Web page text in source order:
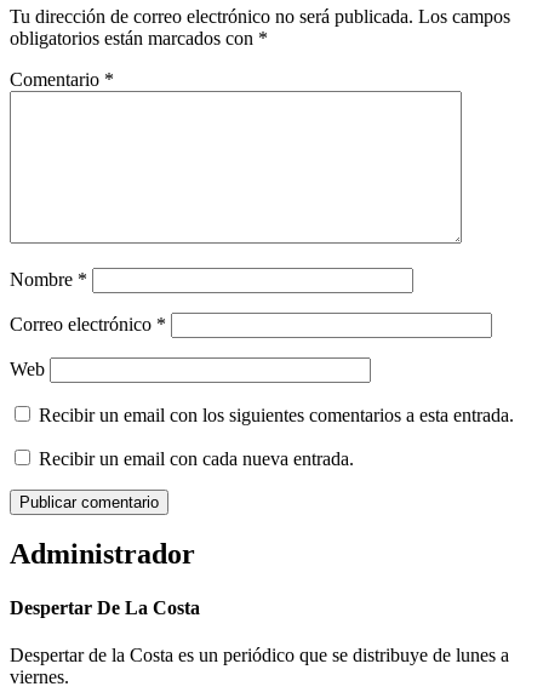
Tu dirección de correo electrónico no será publicada. Los campos
obligatorios están marcados con *
Comentario *
Nombre *
Correo electrónico *
Web
Recibir un email con los siguientes comentarios a esta entrada.
Recibir un email con cada nueva entrada.
Administrador
Despertar De La Costa
Despertar de la Costa es un periódico que se distribuye de lunes a
viernes.